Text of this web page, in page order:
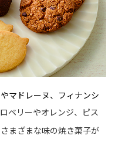
マドレーヌ、フィナンシ
ベリーやオレンジ、ピス
まざまな味の焼き菓子が